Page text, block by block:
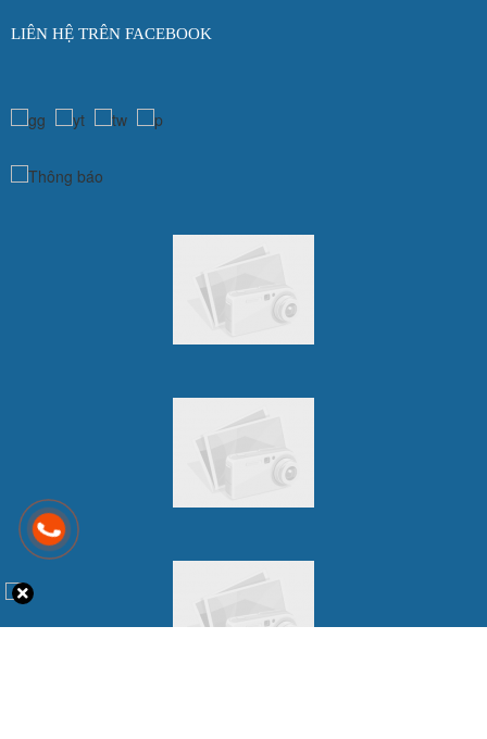
LIÊN HỆ TRÊN FACEBOOK